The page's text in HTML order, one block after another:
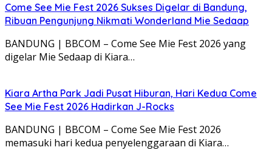
Come See Mie Fest 2026 Sukses Digelar di Bandung,
Ribuan Pengunjung Nikmati Wonderland Mie Sedaap
BANDUNG | BBCOM – Come See Mie Fest 2026 yang
digelar Mie Sedaap di Kiara…
Kiara Artha Park Jadi Pusat Hiburan, Hari Kedua Come
See Mie Fest 2026 Hadirkan J-Rocks
BANDUNG | BBCOM – Come See Mie Fest 2026
memasuki hari kedua penyelenggaraan di Kiara…